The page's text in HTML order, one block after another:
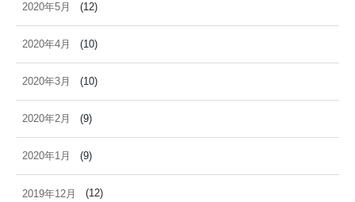
2020年5月 (12)
2020年4月 (10)
2020年3月 (10)
2020年2月 (9)
2020年1月 (9)
2019年12月 (12)